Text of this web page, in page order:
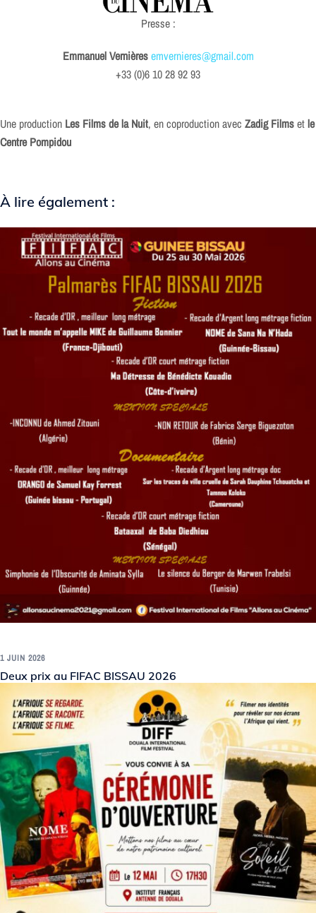
Presse :
Emmanuel Vernièresemvernieres@gmail.com
+33 (0)6 10 28 92 93
Une production Les Films de la Nuit, en coproduction avec Zadig Filmsetle
Centre Pompidou
À lire également :
1 JUIN 2026
Deux prix au FIFAC BISSAU 2026